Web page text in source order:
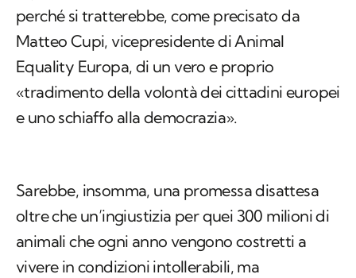
perché si tratterebbe, come precisato da
Matteo Cupi, vicepresidente di Animal
Equality Europa, di un vero e proprio
«tradimento della volontà dei cittadini europei
e uno schiaffo alla democrazia».
Sarebbe, insomma, una promessa disattesa
oltre che un’ingiustizia per quei 300 milioni di
animali che ogni anno vengono costretti a
vivere in condizioni intollerabili, ma